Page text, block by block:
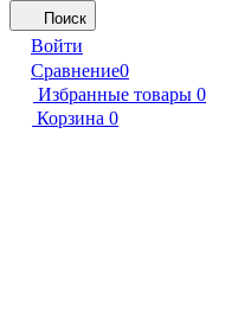
Поиск
Войти
Сравнение0
Избранные товары 0
Корзина 0